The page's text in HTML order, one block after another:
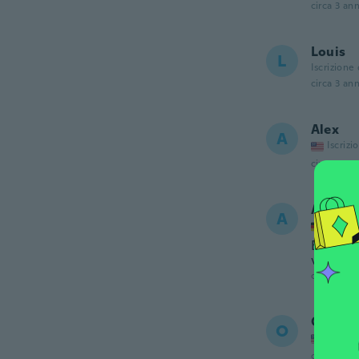
circa 3
L Louis
Iscrizione
circa 3
A Alex
circa 3
A Axel
Bin
circa 3
O Ora
circa 3